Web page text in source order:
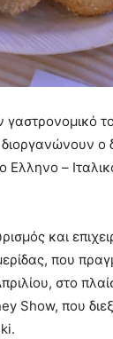
γαστρονομικό
διοργανώνουν ο
Ελληνο –
και
που
στο
Show, που